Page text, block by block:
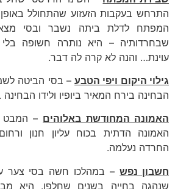
התרחש בעקבות הזעזוע שהתחולל
המפתח לדלת ביתה נשבר ובסי
שבחרדותיה – היא נותרה חשופה
עוינת… והנה לא קרה לה דבר.
גילוי היקום ויפי הטבע– בסי הביטה
הבחינה בירח המאיר ביופיו ולידו הבחינה
האמונה המחודשת באלוהים – המבט
האמונה הדתית בכוח עליון חנון
החרדה נעלמה.
חשבון נפש– במהלכו חשה בסי צער
שנהגה בחייה בשנים שחלפו. היא